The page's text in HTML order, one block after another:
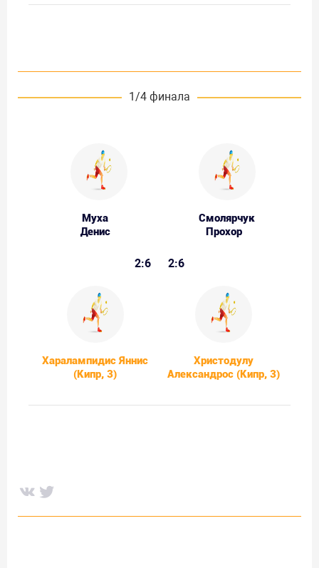
1/4 финала
Муха
Денис
Смолярчук
Прохор
2:6 2:6
Харалампидис Яннис
(Кипр, 3)
Христодулу
Александрос (Кипр, 3)